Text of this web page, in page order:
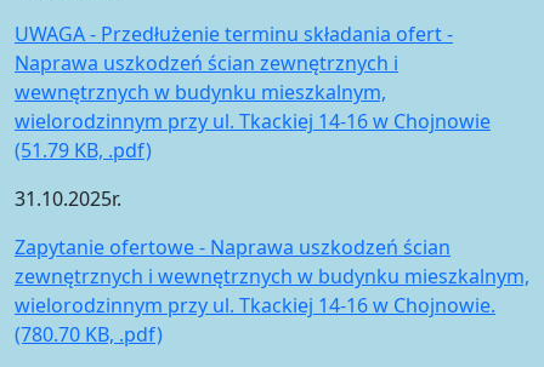
UWAGA - Przedłużenie terminu składania ofert -
Naprawa uszkodzeń ścian zewnętrznych i
wewnętrznych w budynku mieszkalnym,
wielorodzinnym przy ul. Tkackiej 14-16 w Chojnowie
(51.79 KB, .pdf)
31.10.2025r.
Zapytanie ofertowe - Naprawa uszkodzeń ścian
zewnętrznych i wewnętrznych w budynku mieszkalnym,
wielorodzinnym przy ul. Tkackiej 14-16 w Chojnowie.
(780.70 KB, .pdf)